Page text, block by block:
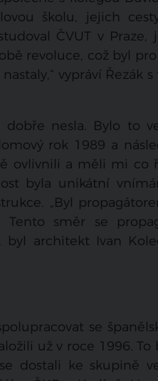
školu, jejich
ČVUT v Praze,
revoluce, což byl pro
vypráví Řezák s
dobře nesla. Bylo to
rok 1989 a
ovlivnili a měli mi co
byla unikátní
„Byl
Tento směr se
byl architekt Ivan
se
už v roce 1996. To
dostali ke skupině